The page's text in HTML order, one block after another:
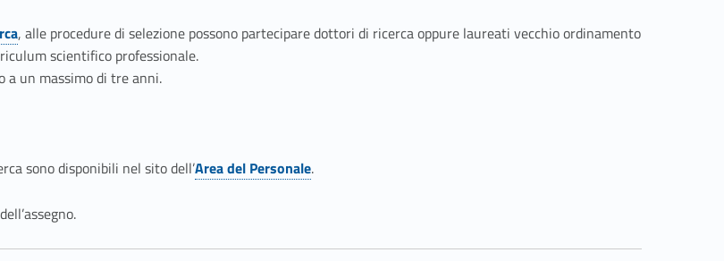
, alle procedure di selezione possono partecipare dottori di ricerca oppure laureati vecchio ordinamento
scientifico professionale.
a un massimo di tre anni.
sono disponibili nel sito dell’
Link identifier #identifier__1580-3
Area del Personale.